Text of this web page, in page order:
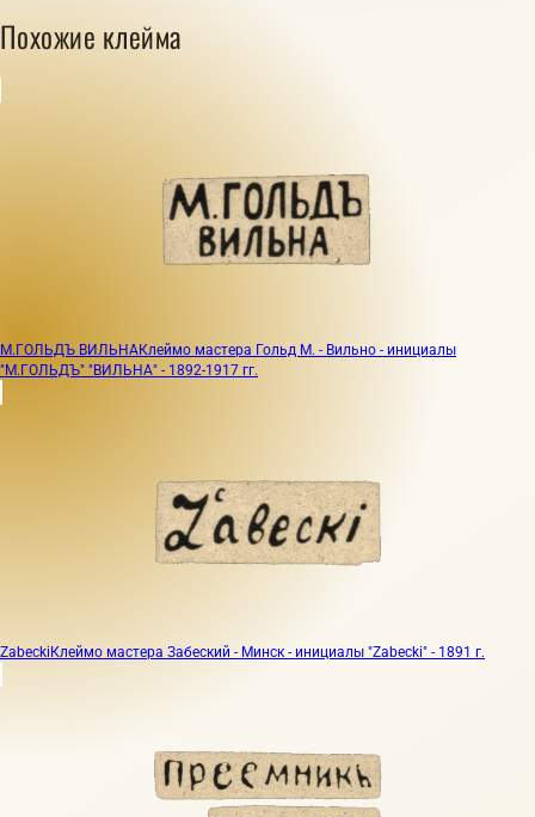
Похожие клейма
М.ГОЛЬДЪ ВИЛЬНАКлеймо мастера Гольд М. - Вильно - инициалы
"М.ГОЛЬДЪ" "ВИЛЬНА" - 1892-1917 гг.
ZabeckiКлеймо мастера Забеский - Минск - инициалы "Zabecki" - 1891 г.